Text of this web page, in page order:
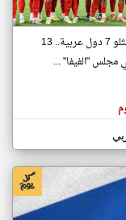
مدار الساعة
العاجلة والمباشرة
بينهم ممثلو 7 دول عربية.. 13
"الفيفا" ...